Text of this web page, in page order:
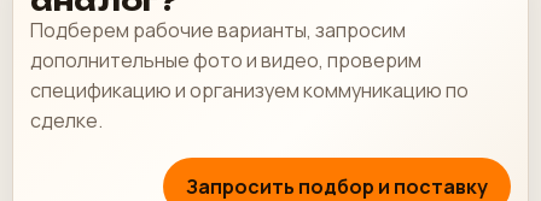
Подберем рабочие варианты, запросим
дополнительные фото и видео, проверим
спецификацию и организуем коммуникацию по
сделке.
Запросить подбор и поставку